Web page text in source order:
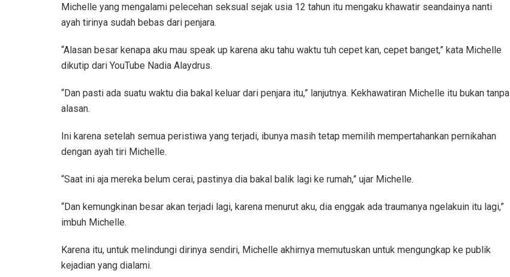
Michelle yang mengalami pelecehan seksual sejak usia 12 tahun itu mengaku khawatir seandainya nanti
ayah tirinya sudah bebas dari penjara.
“Alasan besar kenapa aku mau speak up karena aku tahu waktu tuh cepet kan, cepet banget,” kata Michelle
dikutip dari YouTube Nadia Alaydrus.
“Dan pasti ada suatu waktu dia bakal keluar dari penjara itu,” lanjutnya. Kekhawatiran Michelle itu bukan tanpa
alasan.
Ini karena setelah semua peristiwa yang terjadi, ibunya masih tetap memilih mempertahankan pernikahan
dengan ayah tiri Michelle.
“Saat ini aja mereka belum cerai, pastinya dia bakal balik lagi ke rumah,” ujar Michelle.
“Dan kemungkinan besar akan terjadi lagi, karena menurut aku, dia enggak ada traumanya ngelakuin itu lagi,”
imbuh Michelle.
Karena itu, untuk melindungi dirinya sendiri, Michelle akhirnya memutuskan untuk mengungkap ke publik
kejadian yang dialami.